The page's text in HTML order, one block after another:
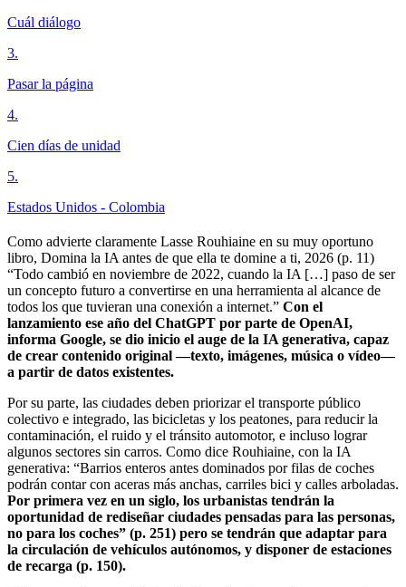
Cuál diálogo
3.
Pasar la página
4.
Cien días de unidad
5.
Estados Unidos - Colombia
Como advierte claramente Lasse Rouhiaine en su muy oportuno
libro, Domina la IA antes de que ella te domine a ti, 2026 (p. 11)
“Todo cambió en noviembre de 2022, cuando la IA […] paso de ser
un concepto futuro a convertirse en una herramienta al alcance de
todos los que tuvieran una conexión a internet.” Con el
lanzamiento ese año del ChatGPT por parte de OpenAI,
informa Google, se dio inicio el auge de la IA generativa, capaz
de crear contenido original —texto, imágenes, música o vídeo—
a partir de datos existentes.
Por su parte, las ciudades deben priorizar el transporte público
colectivo e integrado, las bicicletas y los peatones, para reducir la
contaminación, el ruido y el tránsito automotor, e incluso lograr
algunos sectores sin carros. Como dice Rouhiaine, con la IA
generativa: “Barrios enteros antes dominados por filas de coches
podrán contar con aceras más anchas, carriles bici y calles arboladas.
Por primera vez en un siglo, los urbanistas tendrán la
oportunidad de rediseñar ciudades pensadas para las personas,
no para los coches” (p. 251) pero se tendrán que adaptar para
la circulación de vehículos autónomos, y disponer de estaciones
de recarga (p. 150).